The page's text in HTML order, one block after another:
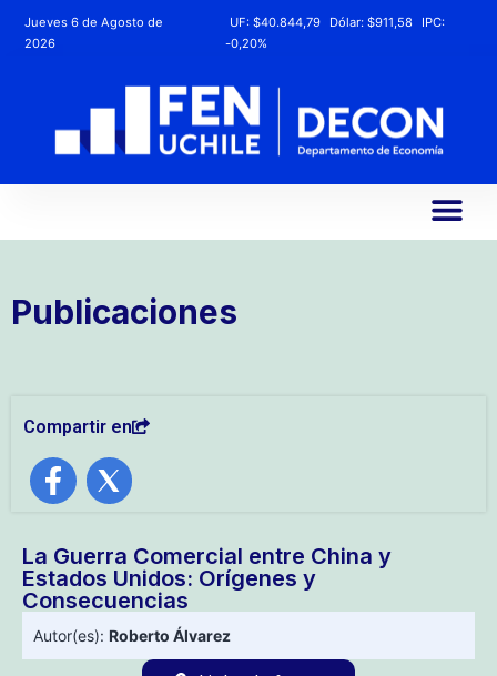
Jueves 6 de Agosto de
2026
UF:$40.844,79 Dólar:$911,58
IPC:
-0,20%
Publicaciones
Compartir en
La Guerra Comercial entre China y
Estados Unidos: Orígenes y
Consecuencias
Autor(es): Roberto Álvarez